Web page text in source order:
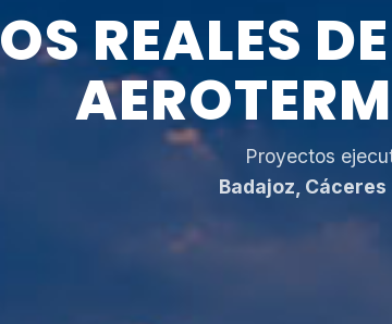
REALES
Proyectos
Badajoz, Cáceres